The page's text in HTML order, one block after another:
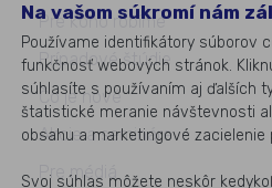
Na vašom súkromí nám
Používame identifikátory súborov
funkčnosť webových stránok.
súhlasíte s používaním aj ďalších
štatistické meranie návštevnosti
obsahu a marketingové
Svoj súhlas môžete neskôr
Pre koho robíme
Prípadové štúdie
Čo je nové
Akcie a semináre
Pre médiá